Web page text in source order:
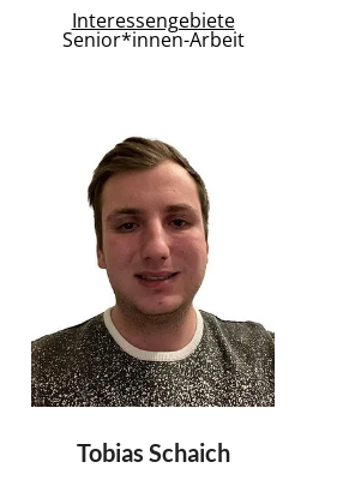
Interessengebiete
Senior*innen-Arbeit
Tobias Schaich